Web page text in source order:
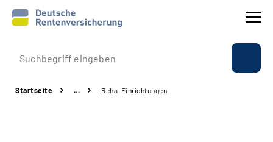
Prävention
Startseite … Reha-Einrichtungen